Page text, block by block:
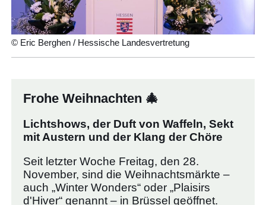
© Eric Berghen / Hessische Landesvertretung
Frohe Weihnachten 🎄
Lichtshows, der Duft von Waffeln, Sekt
mit Austern und der Klang der Chöre
Seit letzter Woche Freitag, den 28.
November, sind die Weihnachtsmärkte –
auch „Winter Wonders“ oder „Plaisirs
d'Hiver“ genannt – in Brüssel geöffnet.